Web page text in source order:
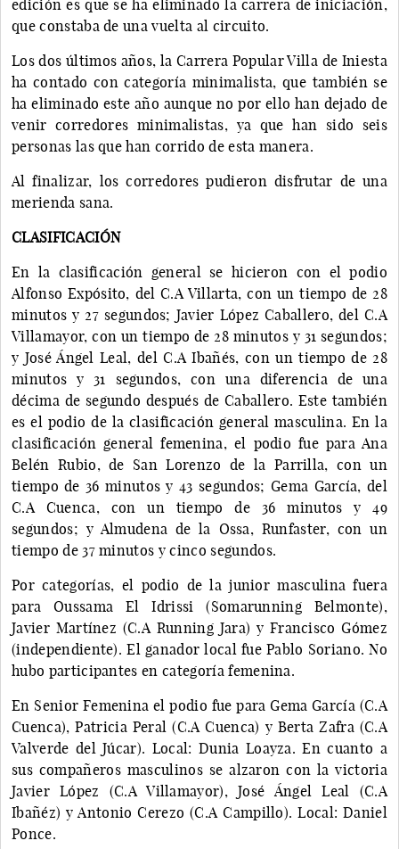
edición es que se ha eliminado la carrera de iniciación,
que constaba de una vuelta al circuito.
Los dos últimos años, la Carrera Popular Villa de Iniesta
ha contado con categoría minimalista, que también se
ha eliminado este año aunque no por ello han dejado de
venir corredores minimalistas, ya que han sido seis
personas las que han corrido de esta manera.
Al finalizar, los corredores pudieron disfrutar de una
merienda sana.
CLASIFICACIÓN
En la clasificación general se hicieron con el podio
Alfonso Expósito, del C.A Villarta, con un tiempo de 28
minutos y 27 segundos; Javier López Caballero, del C.A
Villamayor, con un tiempo de 28 minutos y 31 segundos;
y José Ángel Leal, del C.A Ibañés, con un tiempo de 28
minutos y 31 segundos, con una diferencia de una
décima de segundo después de Caballero. Este también
es el podio de la clasificación general masculina. En la
clasificación general femenina, el podio fue para Ana
Belén Rubio, de San Lorenzo de la Parrilla, con un
tiempo de 36 minutos y 43 segundos; Gema García, del
C.A Cuenca, con un tiempo de 36 minutos y 49
segundos; y Almudena de la Ossa, Runfaster, con un
tiempo de 37 minutos y cinco segundos.
Por categorías, el podio de la junior masculina fuera
para Oussama El Idrissi (Somarunning Belmonte),
Javier Martínez (C.A Running Jara) y Francisco Gómez
(independiente). El ganador local fue Pablo Soriano. No
hubo participantes en categoría femenina.
En Senior Femenina el podio fue para Gema García (C.A
Cuenca), Patricia Peral (C.A Cuenca) y Berta Zafra (C.A
Valverde del Júcar). Local: Dunia Loayza. En cuanto a
sus compañeros masculinos se alzaron con la victoria
Javier López (C.A Villamayor), José Ángel Leal (C.A
Ibañéz) y Antonio Cerezo (C.A Campillo). Local: Daniel
Ponce.